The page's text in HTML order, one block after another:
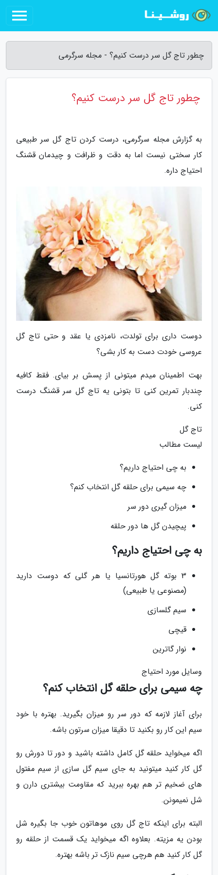
چطور تاج گل سر درست کنیم؟ - مجله سرگرمی
چطور تاج گل سر درست کنیم؟
به گزارش مجله سرگرمی، درست کردن تاج گل سر طبیعی
کار سختی نیست اما به دقت و ظرافت و چیدمان قشنگ
احتیاج داره.
دوست داری برای تولدت، نامزدی یا عقد و حتی تاج گل
عروسی خودت دست به کار بشی؟
بهت اطمینان میدم میتونی از پسش بر بیای. فقط کافیه
چندبار تمرین کنی تا بتونی یه تاج گل سر قشنگ درست
کنی.
تاج گل
لیست مطالب
به چی احتیاج داریم؟
چه سیمی برای حلقه گل انتخاب کنم؟
میزان گیری دور سر
پیچیدن گل ها دور حلقه
به چی احتیاج داریم؟
3 بوته گل هورتانسیا یا هر گلی که دوست دارید
(مصنوعی یا طبیعی)
سیم گلسازی
قیچی
نوار گاترین
وسایل مورد احتیاج
چه سیمی برای حلقه گل انتخاب کنم؟
برای آغاز لازمه که دور سر رو میزان بگیرید. بهتره با خود
سیم این کار رو بکنید تا دقیقا میزان سرتون باشه.
اگه میخواید حلقه گل کامل داشته باشید و دور تا دورش رو
گل کار کنید میتونید به جای سیم گل سازی از سیم مفتول
های ضخیم تر هم بهره ببرید که مقاومت بیشتری دارن و
شل نمیمونن.
البته برای اینکه تاج گل روی موهاتون خوب جا بگیره شل
بودن یه مزیته. بعلاوه اگه میخواید یک قسمت از حلقه رو
گل کار کنید هم هرچی سیم نازک تر باشه بهتره.